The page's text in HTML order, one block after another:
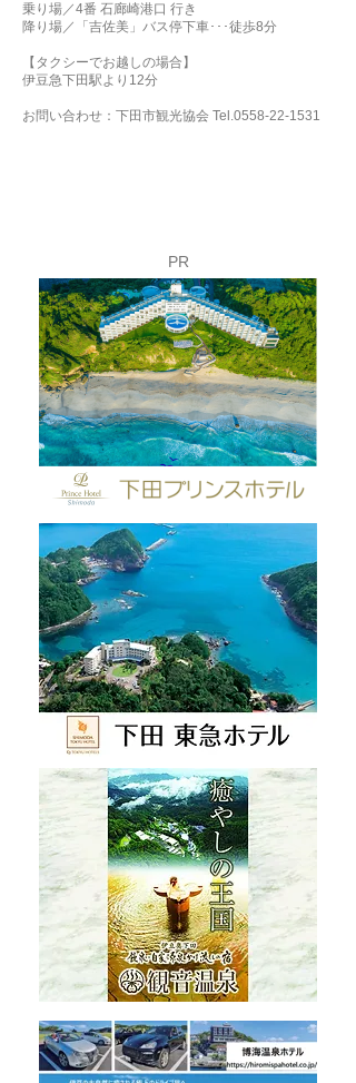
乗り場／4番 石廊崎港口 行き
降り場／「吉佐美」バス停下車･･･徒歩8分
【タクシーでお越しの場合】
伊豆急下田駅より12分
お問い合わせ：下田市観光協会 Tel.0558-22-1531
PR